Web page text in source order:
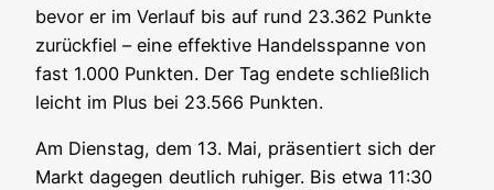
bevor er im Ver­lauf bis auf rund 23.362 Punk­te
zurück­fiel – eine effek­ti­ve Han­dels­span­ne von
fast 1.000 Punk­ten. Der Tag ende­te schließ­lich
leicht im Plus bei 23.566 Punkten.
Am Diens­tag, dem 13. Mai, prä­sen­tiert sich der
Markt dage­gen deut­lich ruhi­ger. Bis etwa 11:30